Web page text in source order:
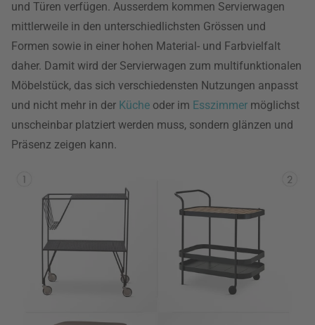
und Türen verfügen. Ausserdem kommen Servierwagen
mittlerweile in den unterschiedlichsten Grössen und
Formen sowie in einer hohen Material- und Farbvielfalt
daher. Damit wird der Servierwagen zum multifunktionalen
Möbelstück, das sich verschiedensten Nutzungen anpasst
und nicht mehr in der Küche oder im Esszimmer möglichst
unscheinbar platziert werden muss, sondern glänzen und
Präsenz zeigen kann.